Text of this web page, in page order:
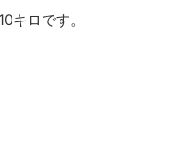
キロです。